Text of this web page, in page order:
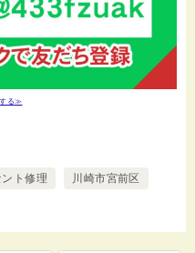
する≫
ント修理 川崎市宮前区